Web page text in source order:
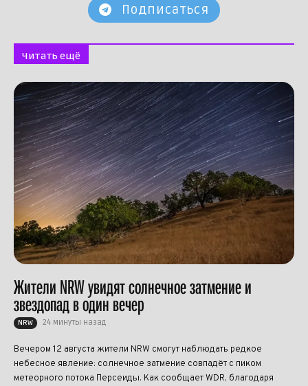
Подписаться
Читать ещё
Жители NRW увидят солнечное затмение и
звездопад в один вечер
NRW 24 минуты назад
Вечером 12 августа жители NRW смогут наблюдать редкое
небесное явление: солнечное затмение совпадёт с пиком
метеорного потока Персеиды. Как сообщает WDR, благодаря